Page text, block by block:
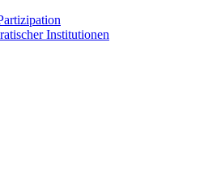
Institutionen